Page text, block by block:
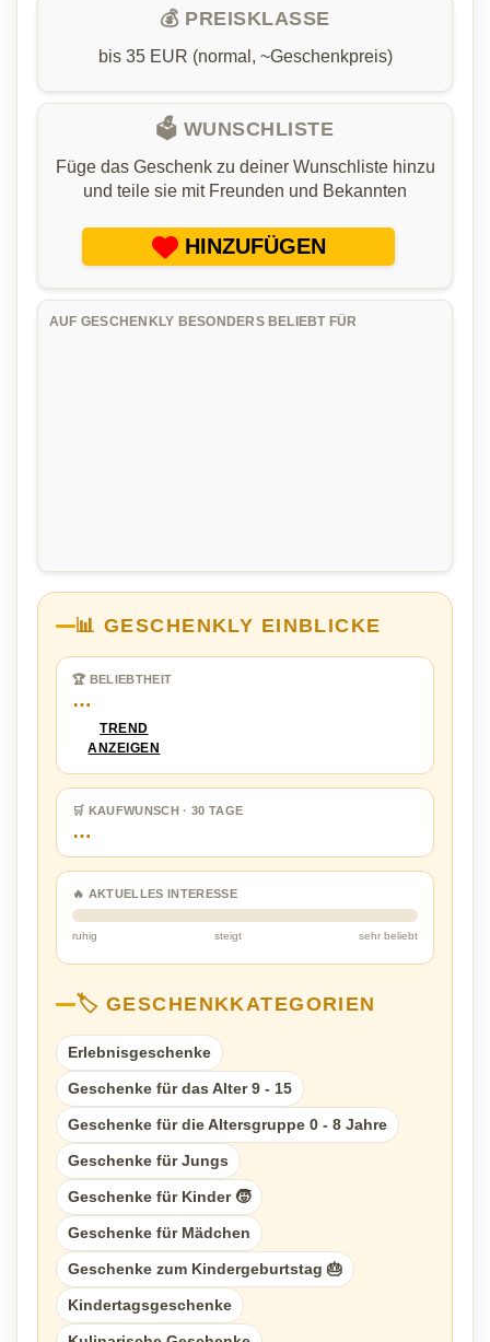
💰 PREISKLASSE
bis 35 EUR (normal, ~Geschenkpreis)
🗳️ WUNSCHLISTE
Füge das Geschenk zu deiner Wunschliste hinzu
und teile sie mit Freunden und Bekannten
HINZUFÜGEN
AUF GESCHENKLY BESONDERS BELIEBT FÜR
📊 GESCHENKLY EINBLICKE
🏆 BELIEBTHEIT
…
TREND
ANZEIGEN
🛒 KAUFWUNSCH · 30 TAGE
…
🔥 AKTUELLES INTERESSE
ruhig steigt sehr beliebt
🏷️ GESCHENKKATEGORIEN
Erlebnisgeschenke
Geschenke für das Alter 9 - 15
Geschenke für die Altersgruppe 0 - 8 Jahre
Geschenke für Jungs
Geschenke für Kinder 🧒
Geschenke für Mädchen
Geschenke zum Kindergeburtstag 🎂
Kindertagsgeschenke